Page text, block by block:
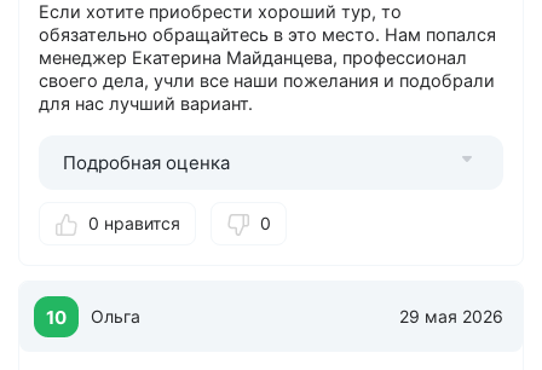
Если хотите приобрести хороший тур, то
обязательно обращайтесь в это место. Нам попался
менеджер Екатерина Майданцева, профессионал
своего дела, учли все наши пожелания и подобрали
для нас лучший вариант.
Подробная оценка
0 нравится 0
10 Ольга 29 мая 2026